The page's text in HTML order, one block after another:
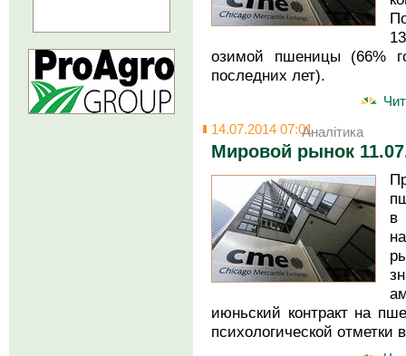
озимой пшеницы (66%
последних лет).
14.07.2014 07:01Аналітика
Мировой рынок
в
июньский контракт на
психологической отметки